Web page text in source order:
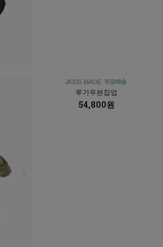
루가우븐집업
54,800원